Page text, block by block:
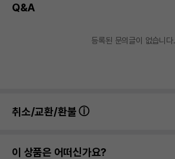
Q&A
등록된 문의글이 없습니다.
취소/교환/환불
이 상품은 어떠신가요?